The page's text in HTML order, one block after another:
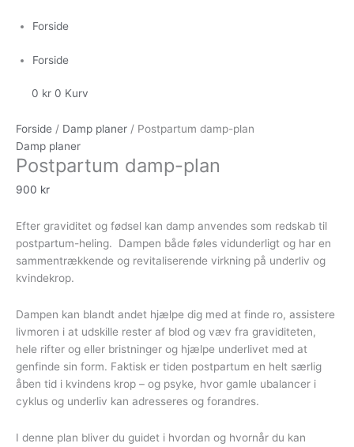
Forside
Forside
0 kr 0 Kurv
Forside / Damp planer / Postpartum damp-plan
Damp planer
Postpartum damp-plan
900 kr
Efter graviditet og fødsel kan damp anvendes som redskab til
postpartum-heling. Dampen både føles vidunderligt og har en
sammentrækkende og revitaliserende virkning på underliv og
kvindekrop.
Dampen kan blandt andet hjælpe dig med at finde ro, assistere
livmoren i at udskille rester af blod og væv fra graviditeten,
hele rifter og eller bristninger og hjælpe underlivet med at
genfinde sin form. Faktisk er tiden postpartum en helt særlig
åben tid i kvindens krop – og psyke, hvor gamle ubalancer i
cyklus og underliv kan adresseres og forandres.
I denne plan bliver du guidet i hvordan og hvornår du kan
damp-
plan
antal